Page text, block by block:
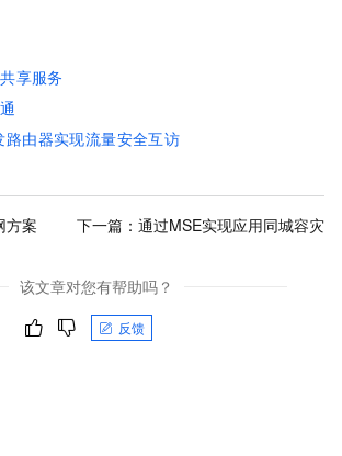
享服务
路由器实现流量安全互访
方案 下一篇： 通过MSE实现应用同城容灾
该文章对您有帮助吗？
反馈